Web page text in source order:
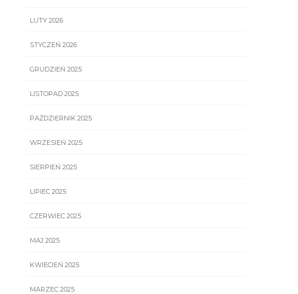
LUTY 2026
STYCZEŃ 2026
GRUDZIEŃ 2025
LISTOPAD 2025
PAŹDZIERNIK 2025
WRZESIEŃ 2025
SIERPIEŃ 2025
LIPIEC 2025
CZERWIEC 2025
MAJ 2025
KWIECIEŃ 2025
MARZEC 2025